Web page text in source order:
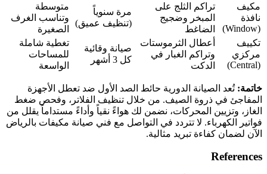
مكيف
نافذة
(Window)
تراكم الثلج على
المبخر وضجيج
الضاغط
مرة سنوياً
(تنظيف عميق)
متوسطة
وتناسب الغرف
الصغيرة
تكييف
مركزي
(Central)
أعطال الثرموستات
وتراكم الغبار في
الدكت
صيانة وقائية
كل 3 أشهر
تغطية شاملة
للمساحات
الواسعة
خاتمة: تُعد الصيانة الدورية حائط الصد الأول ضد تعطل الأجهزة
المفاجئ في ذروة الصيف. من خلال تنظيف الفلاتر، وفحص ضغط
الغاز، وتزيين المحركات، نضمن لك هواءً نقياً وأداءً مستداماً يقلل من
فواتير الكهرباء. لا تتردد في التواصل مع فني صيانة مكيفات بالرياض
الآن لضمان كفاءة تبريد مثالية.
References